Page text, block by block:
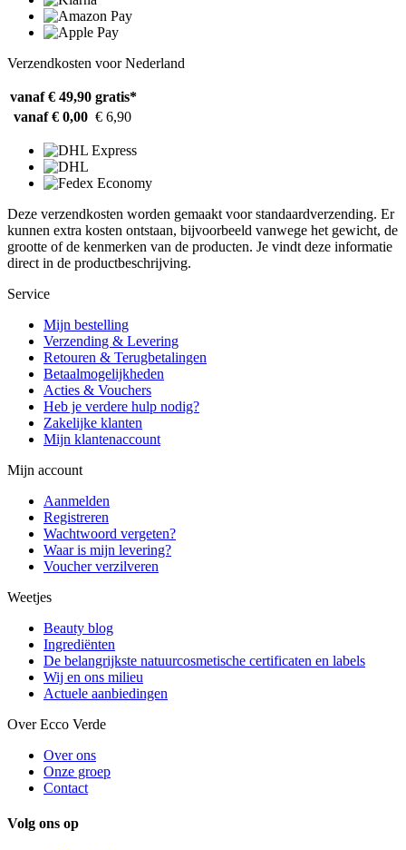
Verzendkosten voor Nederland
vanaf € 49,90 gratis*
vanaf € 0,00 € 6,90
Deze verzendkosten worden gemaakt voor standaardverzending. Er
kunnen extra kosten ontstaan, bijvoorbeeld vanwege het gewicht, de
grootte of de kenmerken van de producten. Je vindt deze informatie
direct in de productbeschrijving.
Service
Mijn bestelling
Verzending & Levering
Retouren & Terugbetalingen
Betaalmogelijkheden
Acties & Vouchers
Heb je verdere hulp nodig?
Zakelijke klanten
Mijn klantenaccount
Mijn account
Aanmelden
Registreren
Wachtwoord vergeten?
Waar is mijn levering?
Voucher verzilveren
Weetjes
Beauty blog
Ingrediënten
De belangrijkste natuurcosmetische certificaten en labels
Wij en ons milieu
Actuele aanbiedingen
Over Ecco Verde
Over ons
Onze groep
Contact
Volg ons op